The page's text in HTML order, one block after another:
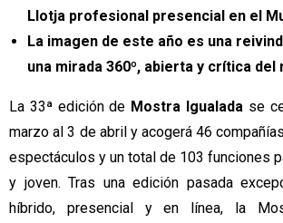
Llotja profesional presencial en el
La imagen de este año es una
una mirada 360º, abierta y crítica del
La 33ª edición de Mostra Igualada se
marzo al 3 de abril y acogerá 46
espectáculos y un total de 103 funciones
y joven. Tras una edición pasada
híbrido, presencial y en línea, la